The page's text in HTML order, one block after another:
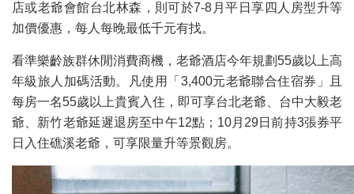
店或老爺會館台北林森，則可於7-8月平日享四人房型升等
加價優惠，每人每晚最低千元有找。
看準樂齡族群休閒消費商機，老爺酒店今年規劃55歲以上高
年級旅人加碼活動。凡使用「3,400元老爺聯合住宿券」且
每房一名55歲以上貴賓入住，即可享台北老爺、台中大毅老
爺、新竹老爺延遲退房至中午12點；10月29日前持3張券平
日入住礁溪老爺，可享限量升等景觀房。